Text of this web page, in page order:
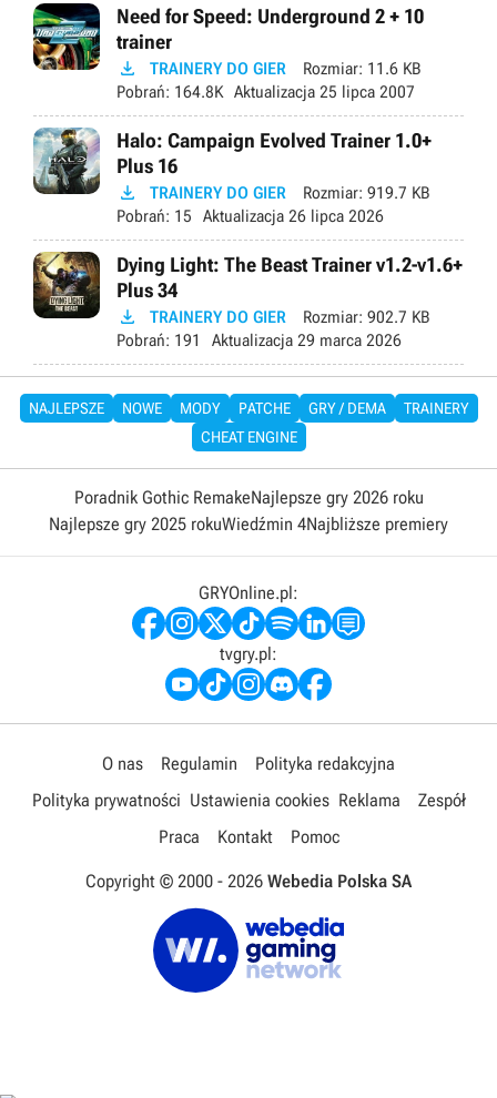
Need for Speed: Underground 2 + 10
trainer
 TRAINERY DO GIER Rozmiar: 11.6 KB
Pobrań: 164.8K Aktualizacja 25 lipca 2007
Halo: Campaign Evolved Trainer 1.0+
Plus 16
 TRAINERY DO GIER Rozmiar: 919.7 KB
Pobrań: 15 Aktualizacja 26 lipca 2026
Dying Light: The Beast Trainer v1.2-v1.6+
Plus 34
 TRAINERY DO GIER Rozmiar: 902.7 KB
Pobrań: 191 Aktualizacja 29 marca 2026
NAJLEPSZE NOWE MODY PATCHE GRY / DEMA
TRAINERY
CHEAT ENGINE
Poradnik Gothic RemakeNajlepsze gry 2026 roku
Najlepsze gry 2025 rokuWiedźmin 4Najbliższe premiery
GRYOnline.pl:
tvgry.pl:
O nas Regulamin
Polityka redakcyjna
Polityka prywatności Ustawienia cookies Reklama
Zespół
Praca
Kontakt Pomoc
Copyright © 2000 - 2026 Webedia Polska SA